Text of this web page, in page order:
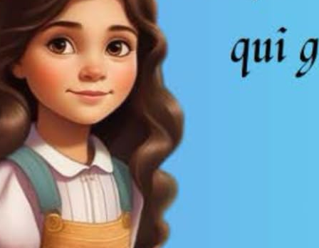
de secours pour alcoolique